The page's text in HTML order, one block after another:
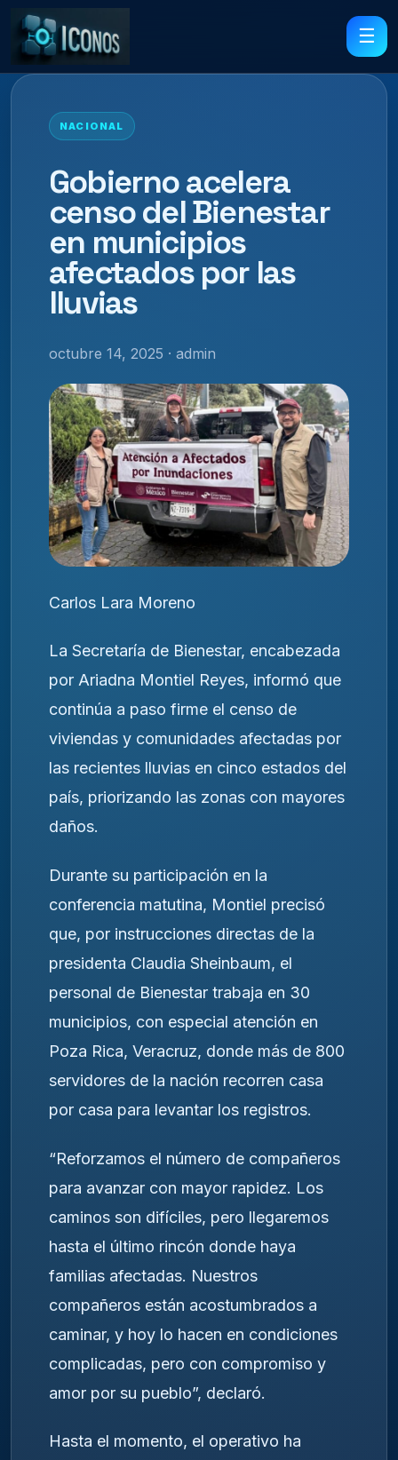
☰
NACIONAL
Gobierno acelera
censo del Bienestar
en municipios
afectados por las
lluvias
octubre 14, 2025 · admin
Carlos Lara Moreno
La Secretaría de Bienestar, encabezada
por Ariadna Montiel Reyes, informó que
continúa a paso firme el censo de
viviendas y comunidades afectadas por
las recientes lluvias en cinco estados del
país, priorizando las zonas con mayores
daños.
Durante su participación en la
conferencia matutina, Montiel precisó
que, por instrucciones directas de la
presidenta Claudia Sheinbaum, el
personal de Bienestar trabaja en 30
municipios, con especial atención en
Poza Rica, Veracruz, donde más de 800
servidores de la nación recorren casa
por casa para levantar los registros.
“Reforzamos el número de compañeros
para avanzar con mayor rapidez. Los
caminos son difíciles, pero llegaremos
hasta el último rincón donde haya
familias afectadas. Nuestros
compañeros están acostumbrados a
caminar, y hoy lo hacen en condiciones
complicadas, pero con compromiso y
amor por su pueblo”, declaró.
Hasta el momento, el operativo ha